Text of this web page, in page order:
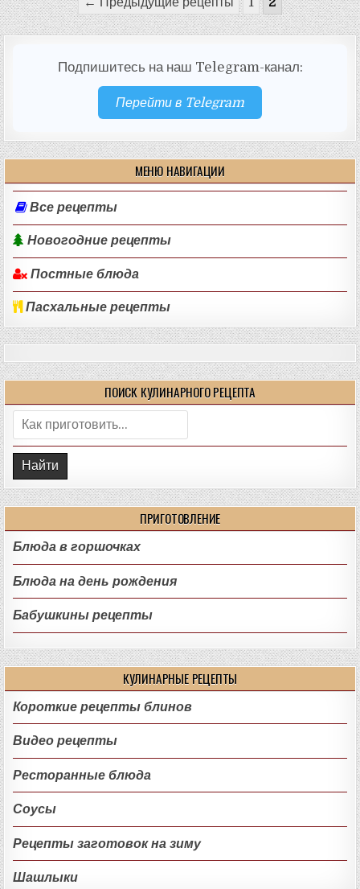
записей
Подпишитесь на наш Telegram-канал:
Перейти в Telegram
МЕНЮ НАВИГАЦИИ
Все рецепты
Новогодние рецепты
Постные блюда
Пасхальные рецепты
ПОИСК КУЛИНАРНОГО РЕЦЕПТА
Поиск:
ПРИГОТОВЛЕНИЕ
Блюда в горшочках
Блюда на день рождения
Бабушкины рецепты
КУЛИНАРНЫЕ РЕЦЕПТЫ
Короткие рецепты блинов
Видео рецепты
Ресторанные блюда
Соусы
Рецепты заготовок на зиму
Шашлыки